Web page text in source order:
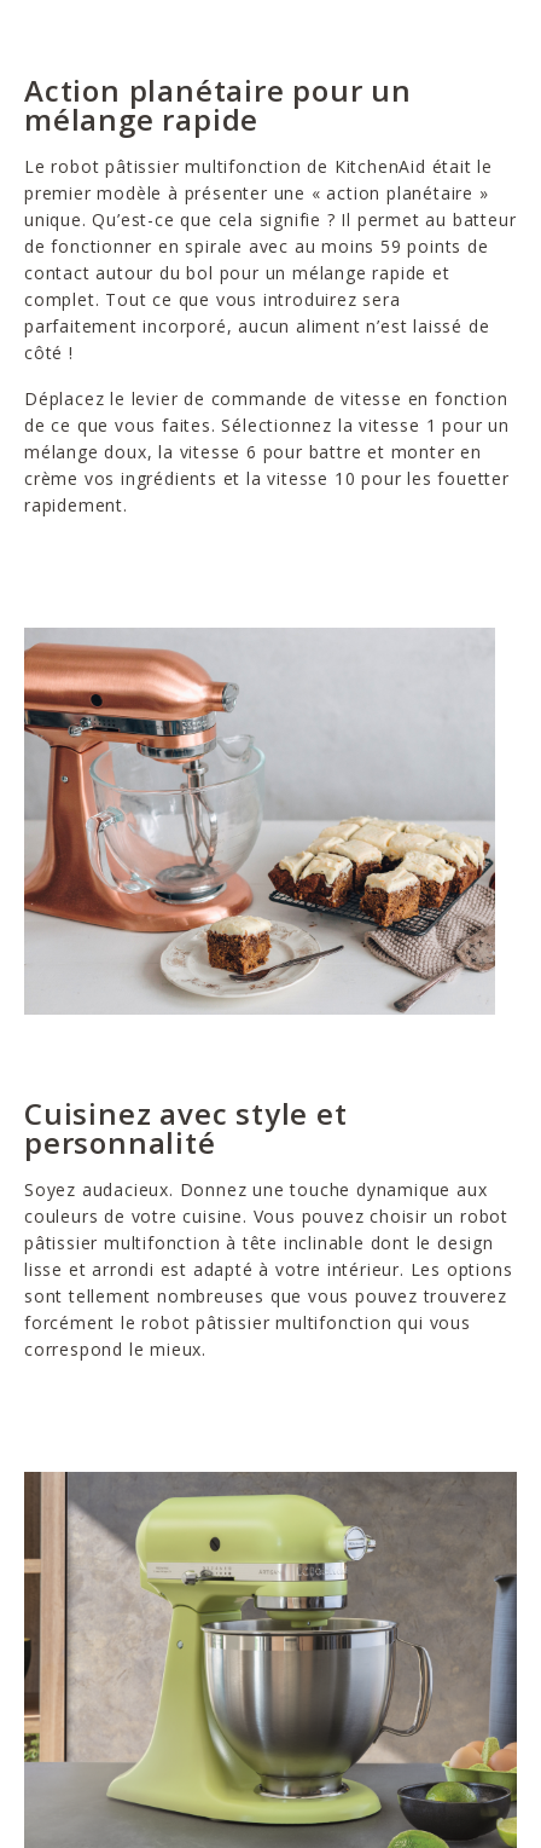
Action planétaire pour un
mélange rapide
Le robot pâtissier multifonction de KitchenAid était le
premier modèle à présenter une « action planétaire »
unique. Qu’est-ce que cela signifie ? Il permet au batteur
de fonctionner en spirale avec au moins 59 points de
contact autour du bol pour un mélange rapide et
complet. Tout ce que vous introduirez sera
parfaitement incorporé, aucun aliment n’est laissé de
côté !
Déplacez le levier de commande de vitesse en fonction
de ce que vous faites. Sélectionnez la vitesse 1 pour un
mélange doux, la vitesse 6 pour battre et monter en
crème vos ingrédients et la vitesse 10 pour les fouetter
rapidement.
Cuisinez avec style et
personnalité
Soyez audacieux. Donnez une touche dynamique aux
couleurs de votre cuisine. Vous pouvez choisir un robot
pâtissier multifonction à tête inclinable dont le design
lisse et arrondi est adapté à votre intérieur. Les options
sont tellement nombreuses que vous pouvez trouverez
forcément le robot pâtissier multifonction qui vous
correspond le mieux.